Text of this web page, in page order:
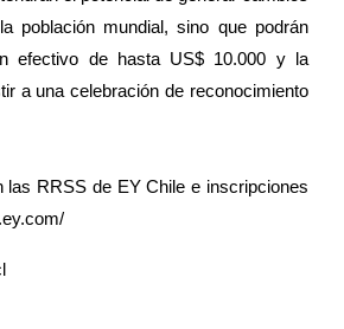
población mundial, sino que podrán
efectivo de hasta US$ 10.000 y la
a una celebración de reconocimiento
las RRSS de EY Chile e inscripciones